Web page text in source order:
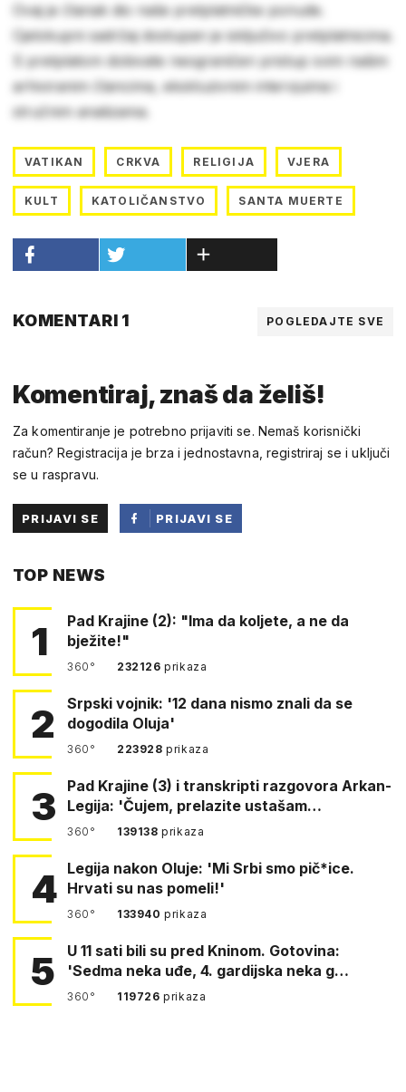
Ovaj je članak dio naše pretplatničke ponude.
Cjelokupni sadržaj dostupan je isključivo pretplatnicima.
S pretplatom dobivate neograničen pristup svim našim
arhiviranim člancima, ekskluzivnim intervjuima i
stručnim analizama.
VATIKAN CRKVA RELIGIJA VJERA
KULT KATOLIČANSTVO SANTA MUERTE
KOMENTARI 1 POGLEDAJTE SVE
Komentiraj, znaš da želiš!
Za komentiranje je potrebno prijaviti se. Nemaš korisnički
račun? Registracija je brza i jednostavna, registriraj se i uključi
se u raspravu.
PRIJAVI SE
PRIJAVI SE
TOP NEWS
1
Pad Krajine (2): "Ima da koljete, a ne da
bježite!"
360° 232126prikaza
2
Srpski vojnik: '12 dana nismo znali da se
dogodila Oluja'
360° 223928prikaza
3
Pad Krajine (3) i transkripti razgovora Arkan-
Legija: 'Čujem, prelazite ustašam…
360° 139138prikaza
4 Legija nakon Oluje: 'Mi Srbi smo pič*ice.
Hrvati su nas pomeli!'
360° 133940prikaza
5
U 11 sati bili su pred Kninom. Gotovina:
'Sedma neka uđe, 4. gardijska neka g…
360° 119726prikaza